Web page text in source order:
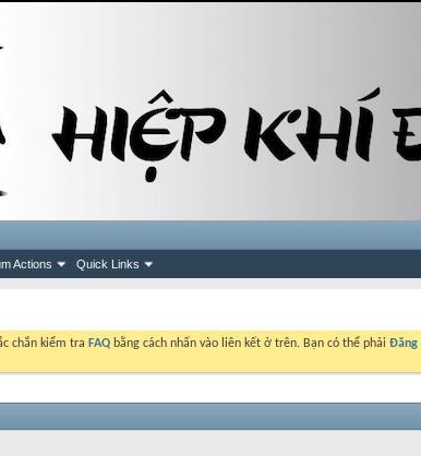
Actions Quick Links
chắn kiểm tra FAQ bằng cách nhấn vào liên kết ở trên. Bạn có thể phải Đăng